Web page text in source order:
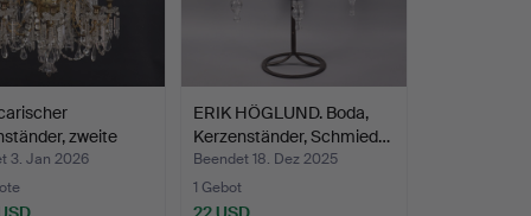
zweite
3. Jan 2026
ERIK HÖGLUND. Boda,
Kerzenständer, Schmied…
Beendet 18. Dez 2025
1 Gebot